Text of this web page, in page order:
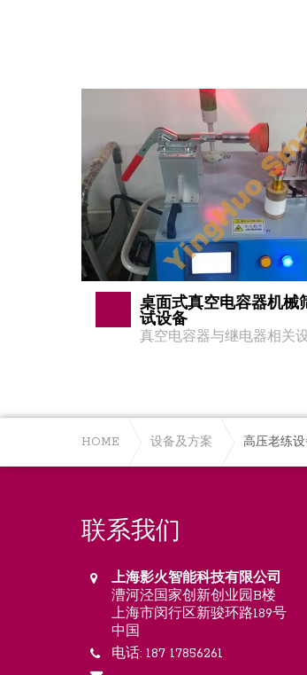
桌面式真空电容器机械
试设备
真空电容器与继电器相关
HOME 设备及方案 高压老练
联系我们
上海影火智能科技有限公司
漕河泾国家创新创业园B楼
上海市闵行区新骏环路189号
中国
电话: 187 17856261